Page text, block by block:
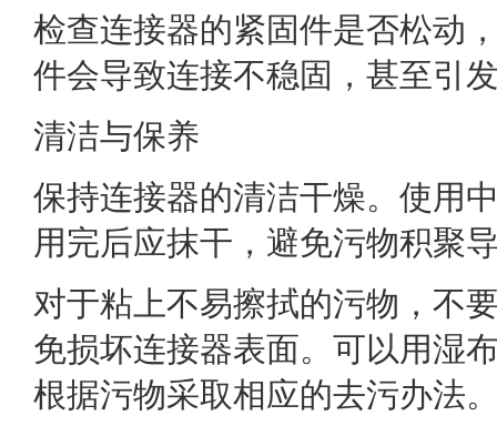
检查连接器的紧固件是否松动
件会导致连接不稳固，甚至引
清洁与保养
保持连接器的清洁干燥。使用
用完后应抹干，避免污物积聚
对于粘上不易擦拭的污物，不
免损坏连接器表面。可以用湿
根据污物采取相应的去污办法